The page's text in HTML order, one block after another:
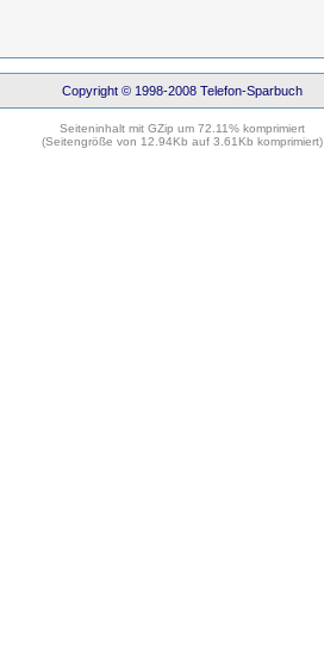
Copyright © 1998-2008 Telefon-Sparbuch
Seiteninhalt mit GZip um 72.11% komprimiert
(Seitengröße von 12.94Kb auf 3.61Kb komprimiert)